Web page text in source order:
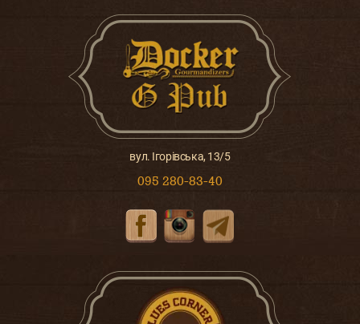
вул. Ігорівська, 13/5
095 280-83-40